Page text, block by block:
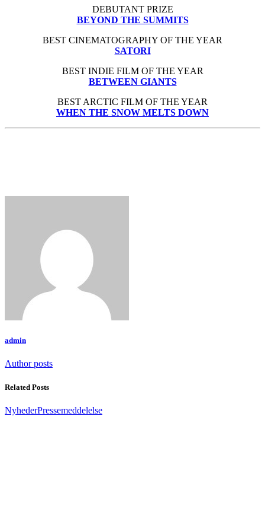
DEBUTANT PRIZE
BEYOND THE SUMMITS
BEST CINEMATOGRAPHY OF THE YEAR
SATORI
BEST INDIE FILM OF THE YEAR
BETWEEN GIANTS
BEST ARCTIC FILM OF THE YEAR
WHEN THE SNOW MELTS DOWN
admin
Author posts
Related Posts
NyhederPressemeddelelse